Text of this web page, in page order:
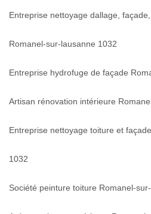
Entreprise nettoyage dallage,
Romanel-sur-lausanne 1032
Entreprise hydrofuge de façade
Artisan rénovation intérieure
Entreprise nettoyage toiture et
1032
Société peinture toiture Romanel-